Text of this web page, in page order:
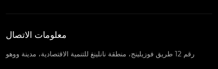
معلومات الاتصال
رقم 12 طريق فوزيلينج، منطقة نانلينغ للتنمية الاقتصادية، مدينة ووهو